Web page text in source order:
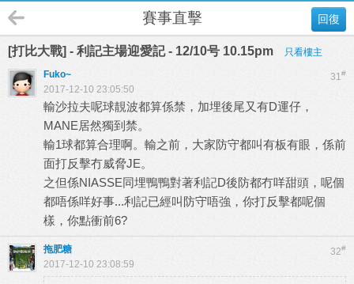
回復
賽事直擊
[打比大戰] - 利記主場迎愛記 - 12/10号 10.15pm 只看樓主
31#
Fuko~
2017-12-10 23:05:50
輸沙拉夫呢球靚波都算係禁，加埋後尾又有D運仔，
MANE居然獨到禁。
輸1球都算合理啊。輸之前，大家防守都叫有板有眼，係前
面打反擊冇威脅JE。
之但係NIASSE同埋鴨鴨對著利記D後防都冇咩甜頭，呢個
都唔係咩好事...利記已經叫防守唔強，你打反擊都呢個
樣，你點衝前6?
32#
拖肥糖
2017-12-10 23:08:59